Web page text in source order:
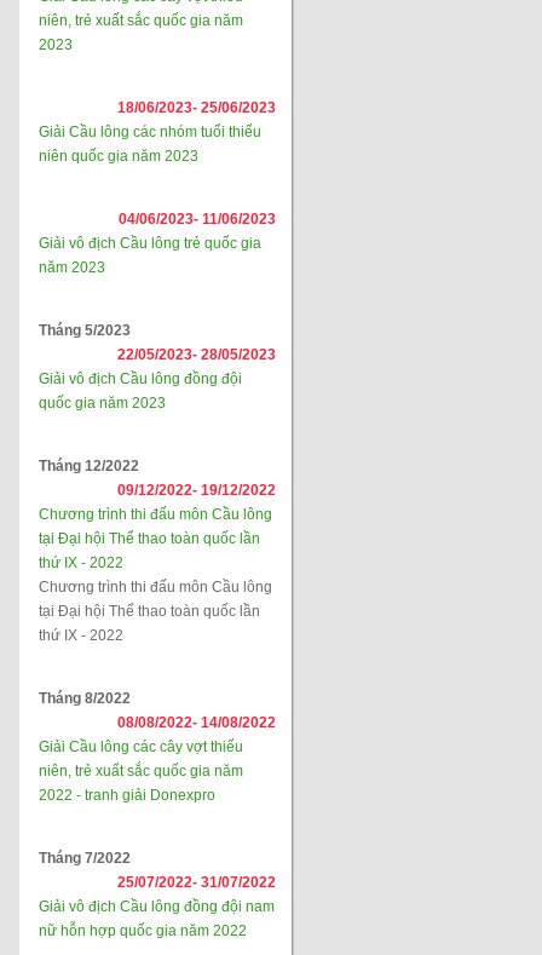
niên, trẻ xuất sắc quốc gia năm
2023
18/06/2023- 25/06/2023
Giải Cầu lông các nhóm tuổi thiếu
niên quốc gia năm 2023
04/06/2023- 11/06/2023
Giải vô địch Cầu lông trẻ quốc gia
năm 2023
Tháng 5/2023
22/05/2023- 28/05/2023
Giải vô địch Cầu lông đồng đội
quốc gia năm 2023
Tháng 12/2022
09/12/2022- 19/12/2022
Chương trình thi đấu môn Cầu lông
tại Đại hội Thể thao toàn quốc lần
thứ IX - 2022
Chương trình thi đấu môn Cầu lông
tại Đại hội Thể thao toàn quốc lần
thứ IX - 2022
Tháng 8/2022
08/08/2022- 14/08/2022
Giải Cầu lông các cây vợt thiếu
niên, trẻ xuất sắc quốc gia năm
2022 - tranh giải Donexpro
Tháng 7/2022
25/07/2022- 31/07/2022
Giải vô địch Cầu lông đồng đội nam
nữ hỗn hợp quốc gia năm 2022